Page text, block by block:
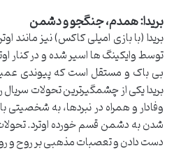
بریدا: همدم، جنگجو و دشمن
بریدا (با بازی امیلی کاکس) نیز مانند
توسط وایکینگ ها اسیر شده و در کنار
بی باک و مستقل است که پیوندی
بریدا یکی از چشمگیرترین تحولات
وفادار و همراه در نبردها، به شخصیتی
شدن به دشمن قسم خورده اوترد. تحولات
دست دادن و تعصبات مذهبی بر روح و